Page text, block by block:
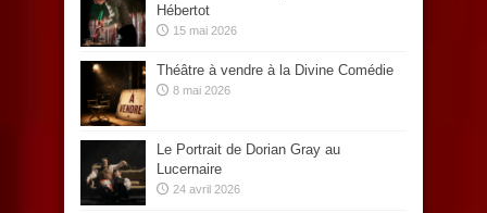
Hébertot
15 mai 2026
Théâtre à vendre à la Divine Comédie
8 mai 2026
Le Portrait de Dorian Gray au
Lucernaire
24 avril 2026